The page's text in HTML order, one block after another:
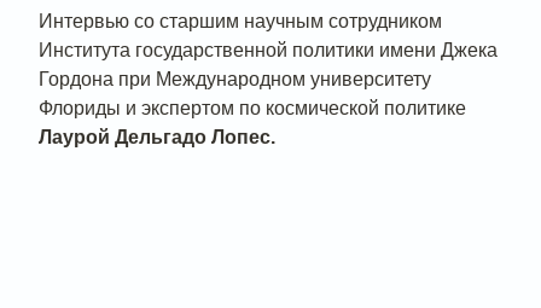
Интервью со старшим научным сотрудником
Института государственной политики имени Джека
Гордона при Международном университету
Флориды и экспертом по космической политике
Лаурой Дельгадо Лопес.